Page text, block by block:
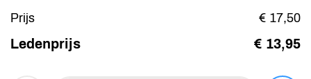
Prijs
€ 17,50
Ledenprijs € 13,95